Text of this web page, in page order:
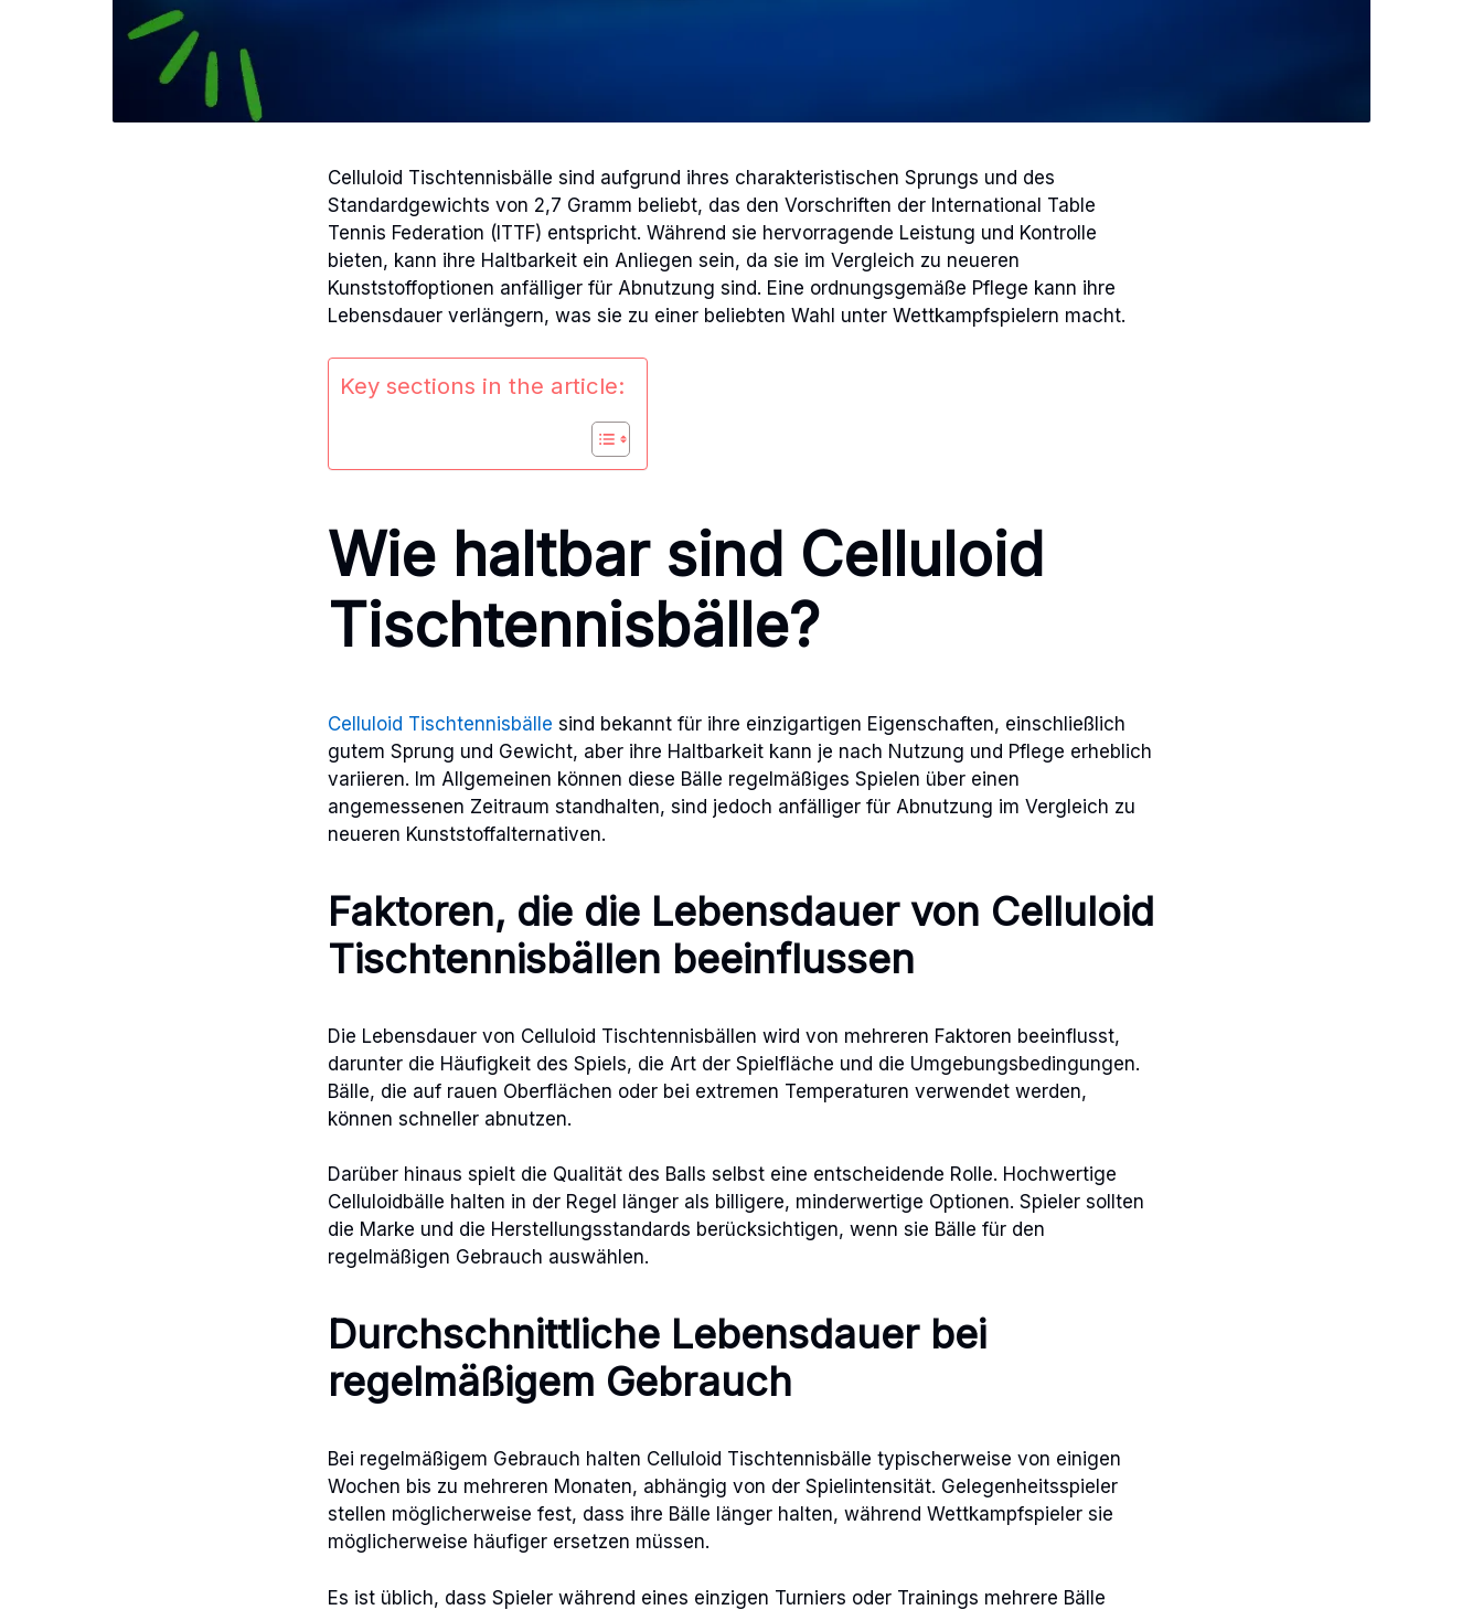
Celluloid Tischtennisbälle sind aufgrund ihres charakteristischen Sprungs und des
Standardgewichts von 2,7 Gramm beliebt, das den Vorschriften der International Table
Tennis Federation (ITTF) entspricht. Während sie hervorragende Leistung und Kontrolle
bieten, kann ihre Haltbarkeit ein Anliegen sein, da sie im Vergleich zu neueren
Kunststoffoptionen anfälliger für Abnutzung sind. Eine ordnungsgemäße Pflege kann ihre
Lebensdauer verlängern, was sie zu einer beliebten Wahl unter Wettkampfspielern macht.
Key sections in the article:
Wie haltbar sind Celluloid
Tischtennisbälle?
Celluloid Tischtennisbälle sind bekannt für ihre einzigartigen Eigenschaften, einschließlich
gutem Sprung und Gewicht, aber ihre Haltbarkeit kann je nach Nutzung und Pflege erheblich
variieren. Im Allgemeinen können diese Bälle regelmäßiges Spielen über einen
angemessenen Zeitraum standhalten, sind jedoch anfälliger für Abnutzung im Vergleich zu
neueren Kunststoffalternativen.
Faktoren, die die Lebensdauer von Celluloid
Tischtennisbällen beeinflussen
Die Lebensdauer von Celluloid Tischtennisbällen wird von mehreren Faktoren beeinflusst,
darunter die Häufigkeit des Spiels, die Art der Spielfläche und die Umgebungsbedingungen.
Bälle, die auf rauen Oberflächen oder bei extremen Temperaturen verwendet werden,
können schneller abnutzen.
Darüber hinaus spielt die Qualität des Balls selbst eine entscheidende Rolle. Hochwertige
Celluloidbälle halten in der Regel länger als billigere, minderwertige Optionen. Spieler sollten
die Marke und die Herstellungsstandards berücksichtigen, wenn sie Bälle für den
regelmäßigen Gebrauch auswählen.
Durchschnittliche Lebensdauer bei
regelmäßigem Gebrauch
Bei regelmäßigem Gebrauch halten Celluloid Tischtennisbälle typischerweise von einigen
Wochen bis zu mehreren Monaten, abhängig von der Spielintensität. Gelegenheitsspieler
stellen möglicherweise fest, dass ihre Bälle länger halten, während Wettkampfspieler sie
möglicherweise häufiger ersetzen müssen.
Es ist üblich, dass Spieler während eines einzigen Turniers oder Trainings mehrere Bälle